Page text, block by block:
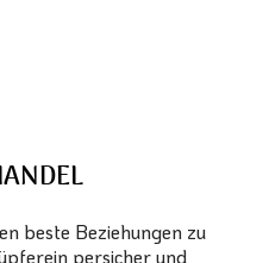
beste Beziehungen zu
persicher und